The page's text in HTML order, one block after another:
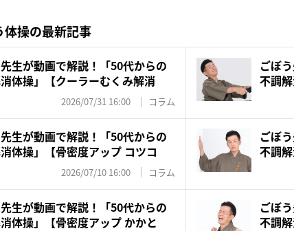
体操の最新記事
生が動画で解説！「50代からの
体操」【クーラーむくみ解消
2026/07/31 16:00 コラム
ごぼ
不調
生が動画で解説！「50代からの
体操」【骨密度アップ コツコ
2026/07/10 16:00 コラム
ごぼ
不調
生が動画で解説！「50代からの
体操」【骨密度アップ かかと
ごぼ
不調